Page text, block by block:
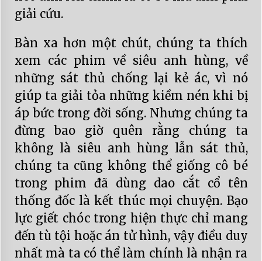
giải cứu.
Bàn xa hơn một chút, chúng ta thích
xem các phim về siêu anh hùng, về
những sát thủ chống lại kẻ ác, vì nó
giúp ta giải tỏa những kiềm nén khi bị
áp bức trong đời sống. Nhưng chúng ta
đừng bao giờ quên rằng chúng ta
không là siêu anh hùng lẫn sát thủ,
chúng ta cũng không thể giống cô bé
trong phim đã dùng dao cắt cổ tên
thống đốc là kết thúc mọi chuyện. Bạo
lực giết chóc trong hiện thực chỉ mang
đến tù tội hoặc án tử hình, vậy điều duy
nhất mà ta có thể làm chính là nhận ra